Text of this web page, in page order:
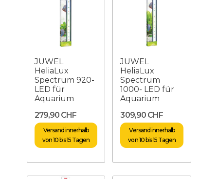
JUWEL
HeliaLux
Spectrum 920-
LED für
Aquarium
279,90 CHF
Versand innerhalb
von 10 bis 15 Tagen
JUWEL
HeliaLux
Spectrum
1000- LED für
Aquarium
309,90 CHF
Versand innerhalb
von 10 bis 15 Tagen